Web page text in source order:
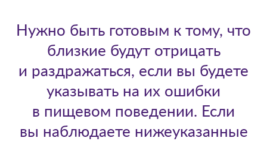
Нужно быть готовым к тому, что
близкие будут отрицать
и раздражаться, если вы будете
указывать на их ошибки
в пищевом поведении. Если
вы наблюдаете нижеуказанные